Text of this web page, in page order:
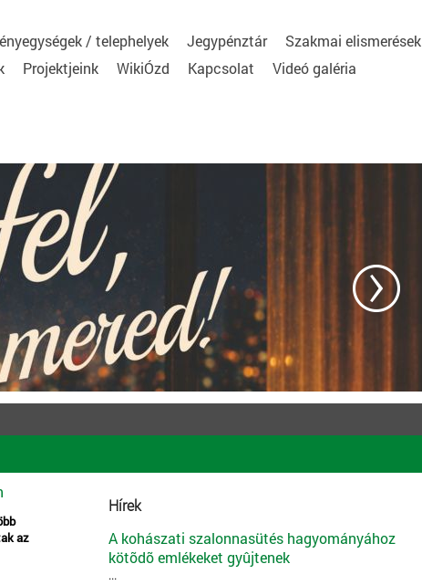
/ telephelyek Jegypénztár
Szakmai elismerések
Projektjeink WikiÓzd Kapcsolat Videó galéria
az
Hírek
A kohászati szalonnasütés hagyományához
kötõdõ emlékeket gyûjtenek
...